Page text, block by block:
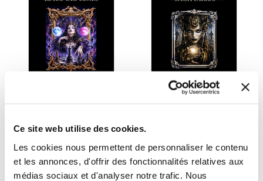
Ce site web utilise des cookies.
Les cookies nous permettent de personnaliser le contenu
et les annonces, d'offrir des fonctionnalités relatives aux
médias sociaux et d'analyser notre trafic. Nous
(0 avis)
Michel Ettewiller
DATA SONG - LE JEU
DES LUNES
Michel Ettewiller
DATA SONG -
SAGITTARIUS